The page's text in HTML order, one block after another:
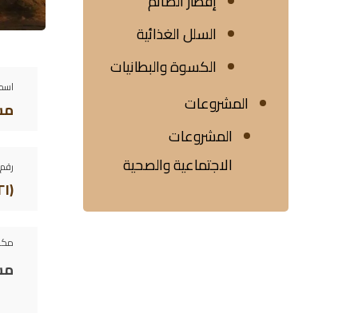
(١٢١)
السلل الغذائية
الكسوة والبطانيات
المشروعات
المشروعات
الاجتماعية والصحية